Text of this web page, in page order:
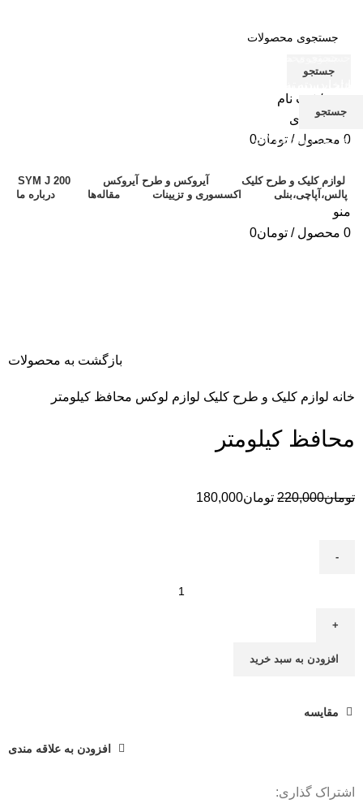
جستجو
ورود / ثبت نام
علاقه مندی
0 محصول / تومان0
لوازم کلیک و طرح کلیک آیروکس و طرح آیروکس
SYM J 200
پالس،آپاچی،بنلی
اکسسوری و تزیینات مقاله‌ها درباره‌ ما
منو
0 محصول / تومان0
بازگشت به محصولات
خانه لوازم کلیک و طرح کلیک لوازم لوکس محافظ کیلومتر
محافظ کیلومتر
تومان220,000 تومان180,000
افزودن به سبد خرید
مقایسه
افزودن به علاقه مندی
اشتراک گذاری:
جستجو
جستجو
برای دیدن محصولات که دنبال آن هستید تایپ کنید.